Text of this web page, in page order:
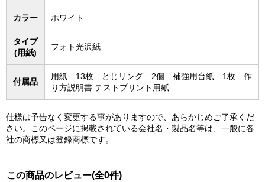
カラー ホワイト
タイプ
(用紙)
フォト光沢紙
付属品
用紙 13枚 とじリング 2個 補強用台紙 1枚 作
り方説明書 テストプリント用紙
仕様は予告なく変更する事がありますので、あらかじめご了承くだ
さい。 このページに掲載されている会社名・製品名等は、一般に各
社の商標又は登録商標です。
この商品のレビュー(全0件)